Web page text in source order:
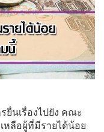
ยื่นเรื่องไปยัง คณะ
หลือผู้ที่มีรายได้น้อย